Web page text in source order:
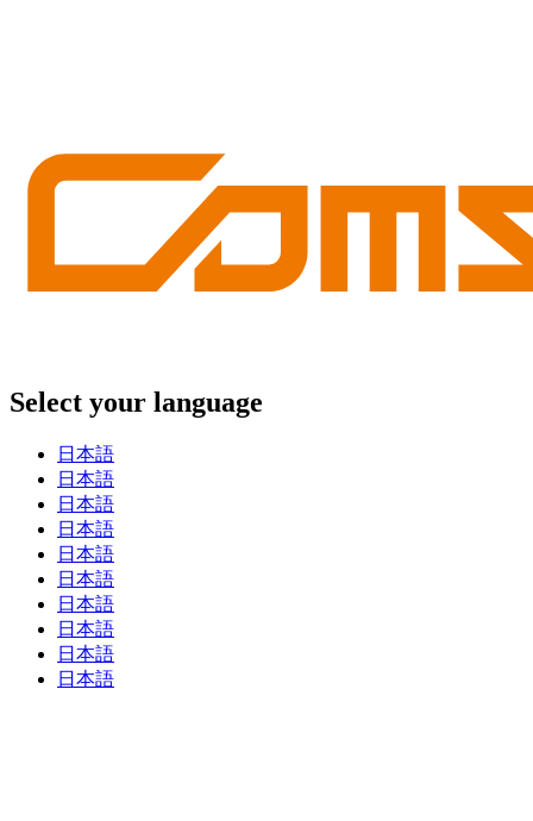
Select your language
日本語
日本語
日本語
日本語
日本語
日本語
日本語
日本語
日本語
日本語